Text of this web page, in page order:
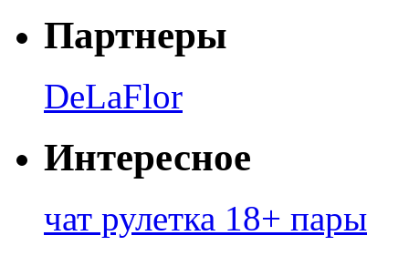
Партнеры
DeLaFlor
Интересное
чат рулетка 18+ пары